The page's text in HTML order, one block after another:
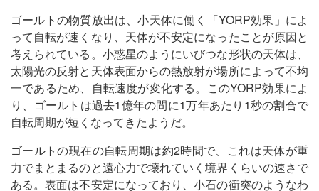
ゴールトの物質放出は、小天体に働く「YORP効果」によ
って自転が速くなり、天体が不安定になったことが原因と
考えられている。小惑星のようにいびつな形状の天体は、
太陽光の反射と天体表面からの熱放射が場所によって不均
一であるため、自転速度が変化する。このYORP効果によ
り、ゴールトは過去1億年の間に1万年あたり1秒の割合で
自転周期が短くなってきたようだ。
ゴールトの現在の自転周期は約2時間で、これは天体が重
力でまとまるのと遠心力で壊れていく境界くらいの速さで
ある。表面は不安定になっており、小石の衝突のようなわ